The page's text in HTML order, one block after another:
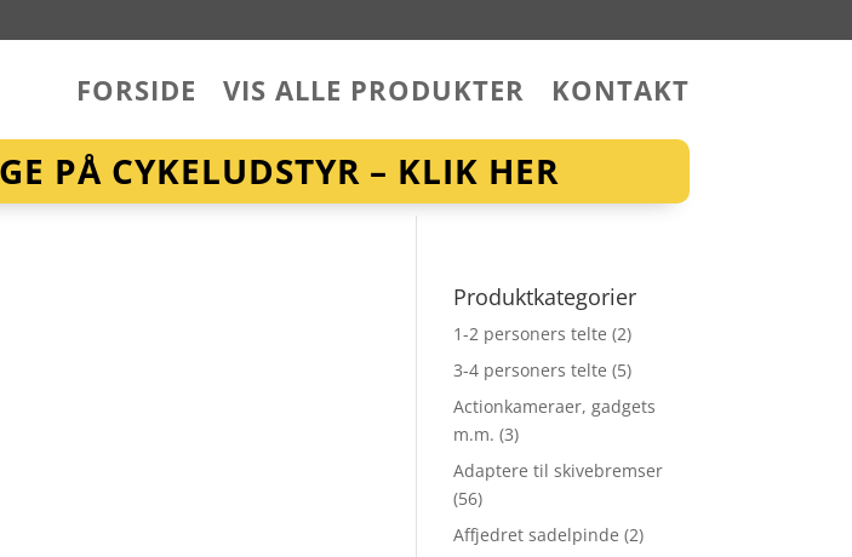
FORSIDE VIS ALLE PRODUKTER KONTAKT
PÅ CYKELUDSTYR – KLIK HER
Produktkategorier
1-2 personers telte (2)
3-4 personers telte (5)
Actionkameraer, gadgets
m.m. (3)
Adaptere til skivebremser
(56)
Affjedret sadelpinde (2)